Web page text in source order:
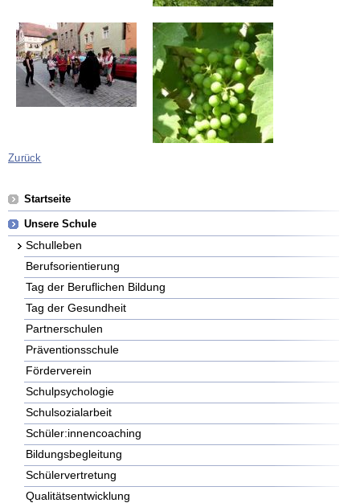
Zurück
Navigation
Startseite
Unsere Schule
Schulleben
Berufsorientierung
Tag der Beruflichen Bildung
Tag der Gesundheit
Partnerschulen
Präventionsschule
Förderverein
Schulpsychologie
Schulsozialarbeit
Schüler:innencoaching
Bildungsbegleitung
Schülervertretung
Qualitätsentwicklung